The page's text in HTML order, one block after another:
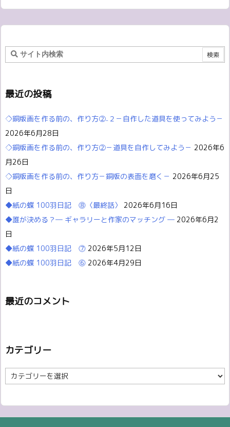
最近の投稿
◇銅版画を作る前の、作り方②₋２－自作した道具を使ってみよう－
2026年6月28日
◇銅版画を作る前の、作り方②－道具を自作してみよう－ 2026年6
月26日
◇銅版画を作る前の、作り方－銅版の表面を磨く－ 2026年6月25
日
◆紙の蝶 100羽日記 ⓼〈最終話〉
2026年6月16日
◆誰が決める？― ギャラリーと作家のマッチング ― 2026年6月2
日
◆紙の蝶 100羽日記 ⓻ 2026年5月12日
◆紙の蝶 100羽日記 ⓺ 2026年4月29日
最近のコメント
カテゴリー
カ
テ
リ